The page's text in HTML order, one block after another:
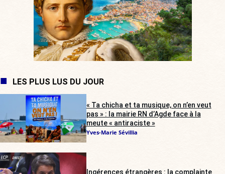
LES PLUS LUS DU JOUR
« Ta chicha et ta musique, on n’en veut
pas » : la mairie RN d’Agde face à la
meute « antiraciste »
Yves-Marie Sévillia
Ingérences étrangères : la complainte